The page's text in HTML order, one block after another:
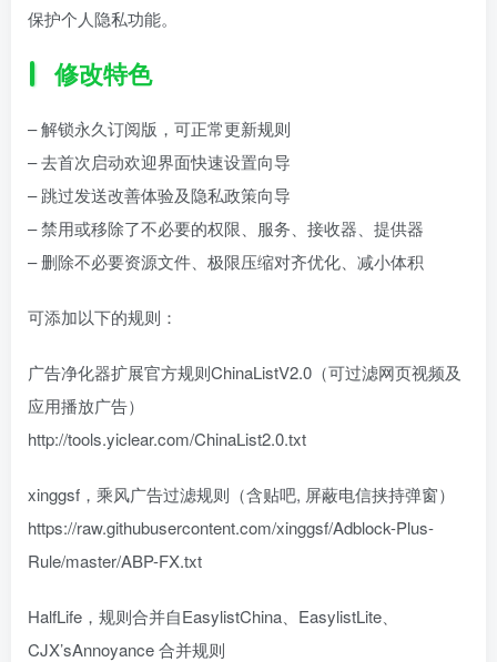
保护个人隐私功能。
修改特色
– 解锁永久订阅版，可正常更新规则
– 去首次启动欢迎界面快速设置向导
– 跳过发送改善体验及隐私政策向导
– 禁用或移除了不必要的权限、服务、接收器、提供器
– 删除不必要资源文件、极限压缩对齐优化、减小体积
可添加以下的规则：
广告净化器扩展官方规则ChinaListV2.0（可过滤网页视频及
应用播放广告）
http://tools.yiclear.com/ChinaList2.0.txt
xinggsf，乘风广告过滤规则（含贴吧, 屏蔽电信挟持弹窗）
https://raw.githubusercontent.com/xinggsf/Adblock-Plus-
Rule/master/ABP-FX.txt
HalfLife，规则合并自EasylistChina、EasylistLite、
CJX’sAnnoyance 合并规则